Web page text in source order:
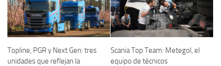
Topline, PGR y Next Gen: tres
unidades que reflejan la
Scania Top Team: Metegol, el
equipo de técnicos